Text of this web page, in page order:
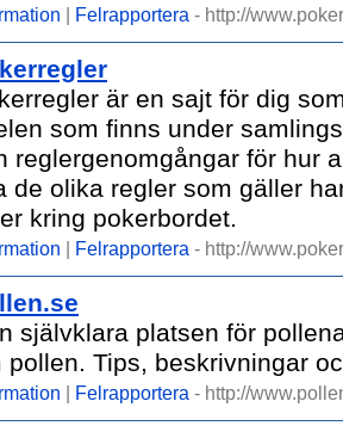
| Felrapportera - http://
är en sajt för dig
som finns under
reglergenomgångar för hur
de olika regler som gäller
kring pokerbordet.
| Felrapportera - http://
självklara platsen för
pollen. Tips, beskrivningar
| Felrapportera - http://